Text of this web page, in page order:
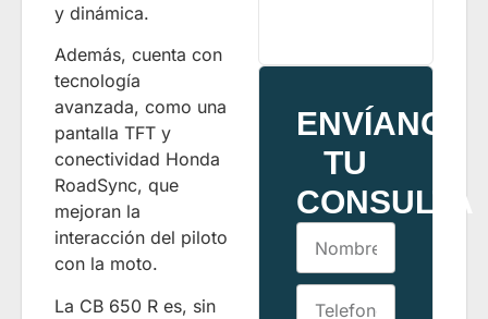
y dinámica.
Además, cuenta con
tecnología
avanzada, como una
pantalla TFT y
conectividad Honda
RoadSync, que
mejoran la
interacción del piloto
con la moto.
La CB 650 R es, sin
ENVÍANOS
TU
CONSULTA